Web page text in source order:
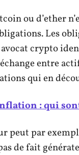
ou d’ether
Les
crypto
entre
qui en
: qui
peut par
de fait